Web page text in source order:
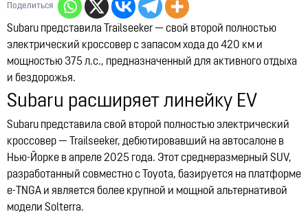
Поделиться
Subaru представила Trailseeker — свой второй полностью
электрический кроссовер с запасом хода до 420 км и
мощностью 375 л.с., предназначенный для активного отдыха
и бездорожья.
Subaru расширяет линейку EV
Subaru представила свой второй полностью электрический
кроссовер — Trailseeker, дебютировавший на автосалоне в
Нью-Йорке в апреле 2025 года. Этот среднеразмерный SUV,
разработанный совместно с Toyota, базируется на платформе
e-TNGA и является более крупной и мощной альтернативой
модели Solterra.​
07:46, 15.07.2026 5930
Lynk & Co в Казахстане
12:21, 14.07.2026
Китайский рынок остывает
06:17, 12.07.2026 2343